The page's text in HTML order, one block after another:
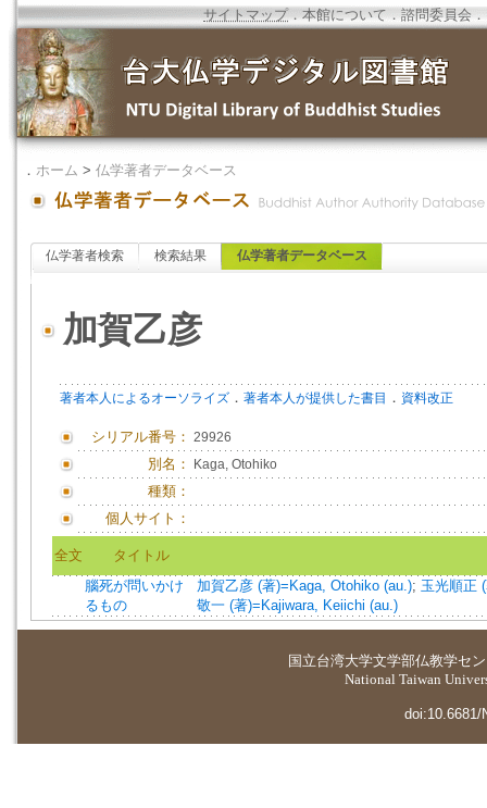
サイトマップ．本館について ．諮問委員会 ．
． ホーム > 仏学著者データベース
仏学著者検索 検索結果 仏学著者データベース
加賀乙彦
著者本人によるオーソライズ ． 著者本人が提供した書目 ． 資料改正
シリアル番号： 29926
別名： Kaga, Otohiko
種類：
個人サイト：
全文
タイトル
腦死が問いかけ
るもの
加賀乙彦 (著)=Kaga, Otohiko (au.); 玉光順正
敬一 (著)=Kajiwara, Keiichi (au.)
国立台湾大学文学部仏教学セ
National Taiwan
doi:10.6681/